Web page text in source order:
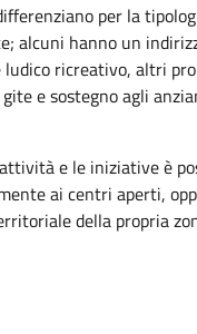
per la
alcuni hanno un
ricreativo, altri
e sostegno agli
e le iniziative è
ai centri aperti,
della propria